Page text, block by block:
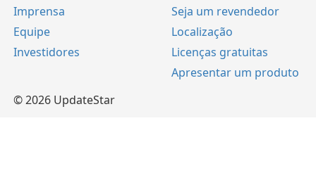
Imprensa
Equipe
Investidores
Seja um revendedor
Localização
Licenças gratuitas
Apresentar um produto
© 2026 UpdateStar